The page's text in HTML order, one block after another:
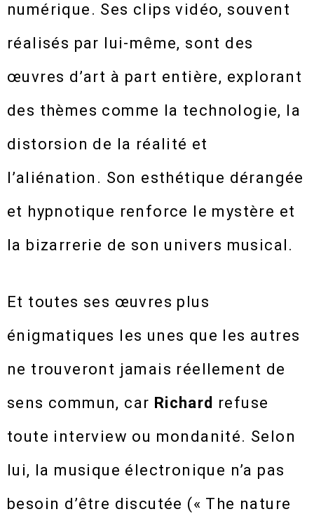
numérique. Ses clips vidéo, souvent
réalisés par lui-même, sont des
œuvres d’art à part entière, explorant
des thèmes comme la technologie, la
distorsion de la réalité et
l’aliénation. Son esthétique dérangée
et hypnotique renforce le mystère et
la bizarrerie de son univers musical.
Et toutes ses œuvres plus
énigmatiques les unes que les autres
ne trouveront jamais réellement de
sens commun, car Richard refuse
toute interview ou mondanité. Selon
lui, la musique électronique n’a pas
besoin d’être discutée (« The nature